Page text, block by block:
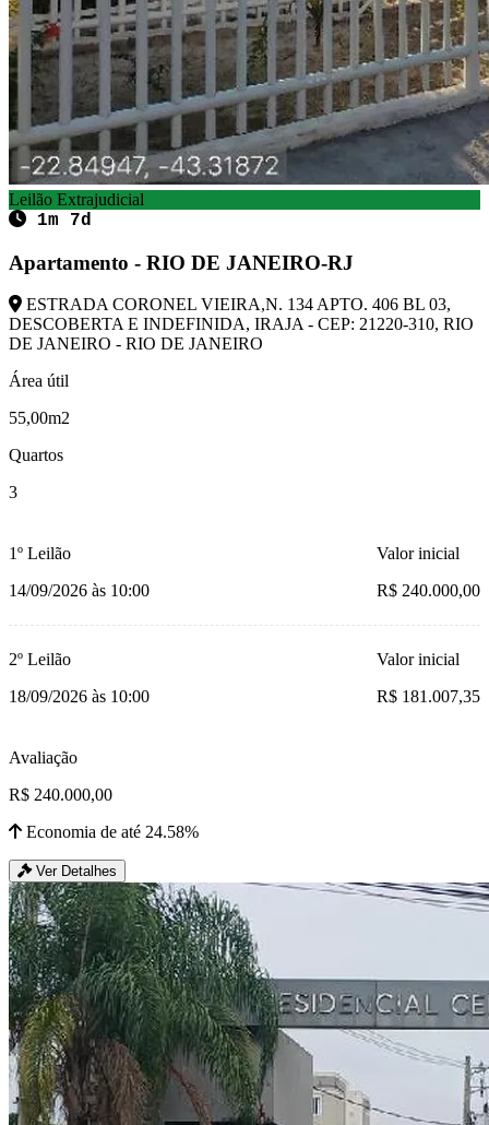
Leilão Extrajudicial
1m 7d
Apartamento - RIO DE JANEIRO-RJ
ESTRADA CORONEL VIEIRA,N. 134 APTO. 406 BL 03,
DESCOBERTA E INDEFINIDA, IRAJA - CEP: 21220-310, RIO
DE JANEIRO - RIO DE JANEIRO
Área útil
55,00m2
Quartos
3
1º Leilão
14/09/2026 às 10:00
Valor inicial
R$ 240.000,00
2º Leilão
18/09/2026 às 10:00
Valor inicial
R$ 181.007,35
Avaliação
R$ 240.000,00
Economia de até 24.58%
Ver Detalhes